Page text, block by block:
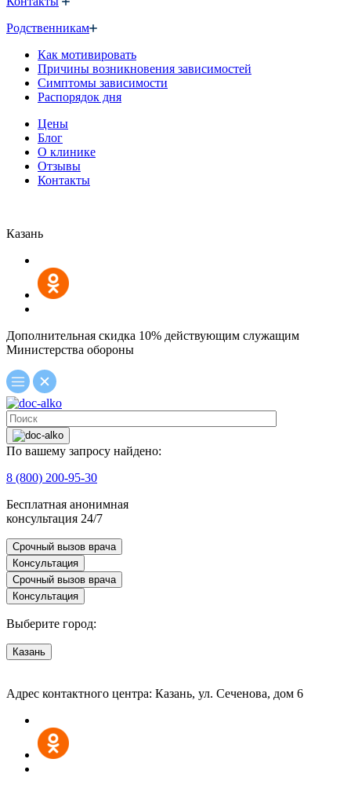
Родственникам
Как мотивировать
Причины возникновения зависимостей
Симптомы зависимости
Распорядок дня
Цены
Блог
О клинике
Отзывы
Контакты
Казань
Дополнительная скидка 10% действующим служащим
Министерства обороны
По вашему запросу найдено:
8 (800) 200-95-30
Бесплатная анонимная
консультация 24/7
Срочный вызов врача
Консультация
Срочный вызов врача
Консультация
Выберите город:
Казань
Адрес контактного центра: Казань, ул. Сеченова, дом 6